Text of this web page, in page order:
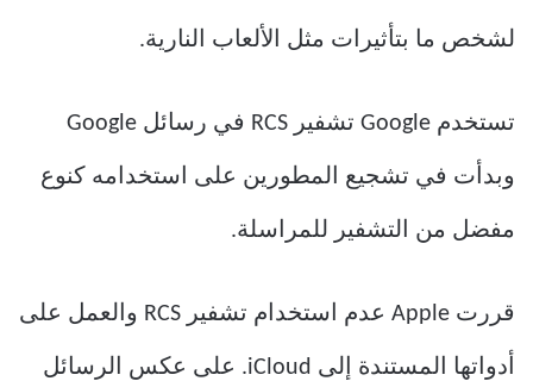
لشخص ما بتأثيرات مثل الألعاب النارية.
تستخدم Google تشفير RCS في رسائل Google
وبدأت في تشجيع المطورين على استخدامه كنوع
مفضل من التشفير للمراسلة.
قررت Apple عدم استخدام تشفير RCS والعمل على
أدواتها المستندة إلى iCloud. على عكس الرسائل